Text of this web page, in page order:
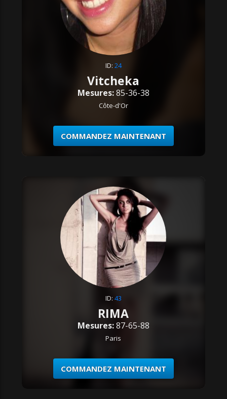
ID: 24
Vitcheka
Mesures:85-36-38
Côte-d'Or
COMMANDEZ MAINTENANT
ID: 43
RIMA
Mesures:87-65-88
Paris
COMMANDEZ MAINTENANT